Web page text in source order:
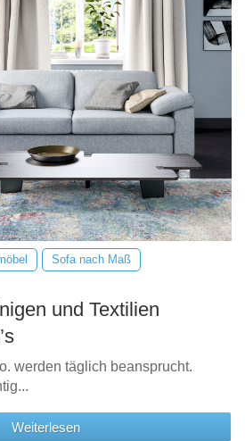
Sofa nach Maß
und Textilien
werden täglich beansprucht.
Weiterlesen